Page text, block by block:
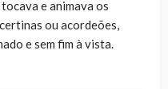
e animava os
ou acordeões,
e sem fim à vista.